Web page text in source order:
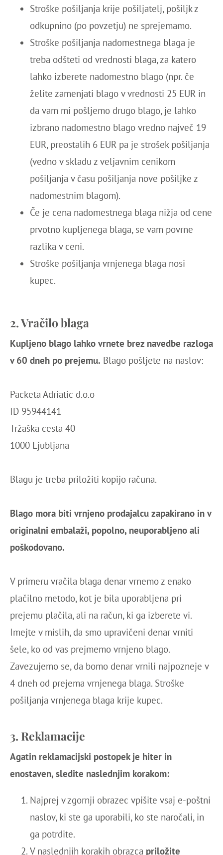
Stroške pošiljanja krije pošiljatelj, pošiljk z
odkupnino (po povzetju) ne sprejemamo.
Stroške pošiljanja nadomestnega blaga je
treba odšteti od vrednosti blaga, za katero
lahko izberete nadomestno blago (npr. če
želite zamenjati blago v vrednosti 25 EUR in
da vam mi pošljemo drugo blago, je lahko
izbrano nadomestno blago vredno največ 19
EUR, preostalih 6 EUR pa je strošek pošiljanja
(vedno v skladu z veljavnim cenikom
pošiljanja v času pošiljanja nove pošiljke z
nadomestnim blagom).
Če je cena nadomestnega blaga nižja od cene
prvotno kupljenega blaga, se vam povrne
razlika v ceni.
Stroške pošiljanja vrnjenega blaga nosi
kupec.
2. Vračilo blaga
Kupljeno blago lahko vrnete brez navedbe razloga
v 60 dneh po prejemu. Blago pošljete na naslov:
Packeta Adriatic d.o.o
ID 95944141
Tržaška cesta 40
1000 Ljubljana
Blagu je treba priložiti kopijo računa.
Blago mora biti vrnjeno prodajalcu zapakirano in v
originalni embalaži, popolno, neuporabljeno ali
poškodovano.
V primeru vračila blaga denar vrnemo z enako
plačilno metodo, kot je bila uporabljena pri
prejemu plačila, ali na račun, ki ga izberete vi.
Imejte v mislih, da smo upravičeni denar vrniti
šele, ko od vas prejmemo vrnjeno blago.
Zavezujemo se, da bomo denar vrnili najpozneje v
4 dneh od prejema vrnjenega blaga. Stroške
pošiljanja vrnjenega blaga krije kupec.
3. Reklamacije
Agatin reklamacijski postopek je hiter in
enostaven, sledite naslednjim korakom:
Najprej v zgornji obrazec vpišite vsaj e-poštni
naslov, ki ste ga uporabili, ko ste naročali, in
ga potrdite.
V naslednjih korakih obrazca priložite